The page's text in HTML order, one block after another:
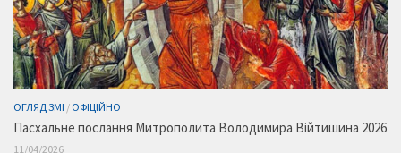
ОГЛЯД ЗМІ / ОФІЦІЙНО
Пасхальне послання Митрополита Володимира Війтишина 2026
11/04/2026